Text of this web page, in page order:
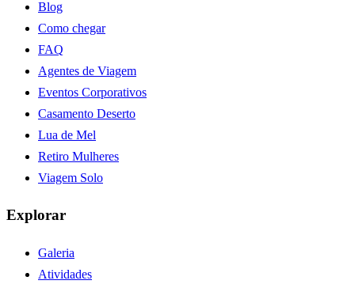
Blog
Como chegar
FAQ
Agentes de Viagem
Eventos Corporativos
Casamento Deserto
Lua de Mel
Retiro Mulheres
Viagem Solo
Explorar
Galeria
Atividades